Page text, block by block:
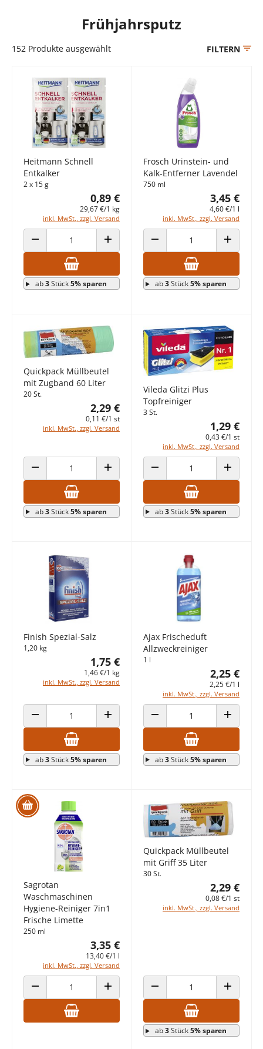
Frühjahrsputz
152 Produkte ausgewählt FILTERN
Heitmann Schnell
Entkalker
2 x 15 g
0,89 €
29,67 €/1 kg
inkl. MwSt., zzgl. Versand
ANZAHL VERRINGERN ANZAHL ERHÖHEN
ab3Stück5% sparen
Frosch Urinstein- und
Kalk-Entferner Lavendel
750 ml
3,45 €
4,60 €/1 l
inkl. MwSt., zzgl. Versand
ANZAHL VERRINGERN ANZAHL
ab3Stück5% sparen
Quickpack Müllbeutel
mit Zugband 60 Liter
20 St.
2,29 €
0,11 €/1 st
inkl. MwSt., zzgl. Versand
ANZAHL VERRINGERN ANZAHL ERHÖHEN
ab3Stück5% sparen
Vileda Glitzi Plus
Topfreiniger
3 St.
1,29 €
0,43 €/1 st
inkl. MwSt., zzgl. Versand
ANZAHL VERRINGERN ANZAHL
ab3Stück5% sparen
Finish Spezial-Salz
1,20 kg
1,75 €
1,46 €/1 kg
inkl. MwSt., zzgl. Versand
ANZAHL VERRINGERN ANZAHL ERHÖHEN
ab3Stück5% sparen
Ajax Frischeduft
Allzweckreiniger
1 l
2,25 €
2,25 €/1 l
inkl. MwSt., zzgl. Versand
ANZAHL VERRINGERN ANZAHL
ab3Stück5% sparen
Sagrotan
Waschmaschinen
Hygiene-Reiniger 7in1
Frische Limette
250 ml
3,35 €
13,40 €/1 l
inkl. MwSt., zzgl. Versand
ANZAHL VERRINGERN ANZAHL ERHÖHEN
Quickpack Müllbeutel
mit Griff 35 Liter
30 St.
2,29 €
0,08 €/1 st
inkl. MwSt., zzgl. Versand
ANZAHL VERRINGERN ANZAHL
ab3Stück5% sparen